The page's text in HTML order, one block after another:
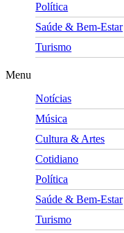
Política
Saúde & Bem-Estar
Turismo
Menu
Notícias
Música
Cultura & Artes
Cotidiano
Política
Saúde & Bem-Estar
Turismo